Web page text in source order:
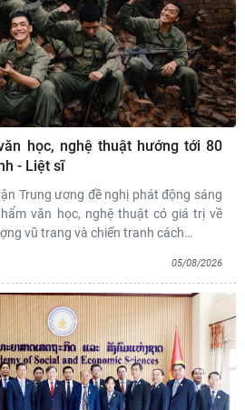
học, nghệ thuật hướng tới 80
- Liệt sĩ
Trung ương đề nghị phát động sáng
văn học, nghệ thuật có giá trị về
vũ trang và chiến tranh cách…
05/08/2026